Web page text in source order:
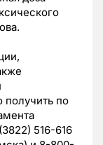
получить по
516-616